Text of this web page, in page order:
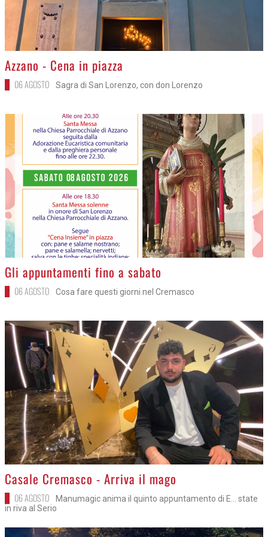
>
Azzano - Cena in piazza
06 AGOSTO Sagra di San Lorenzo, con don Lorenzo
>
Gli appuntamenti fino a sabato
06 AGOSTO Cosa fare questi giorni nel Cremasco
>
Casale Cremasco - Arriva il mago
06 AGOSTO
Manumagic anima il quinto appuntamento di E... state
in riva al Serio